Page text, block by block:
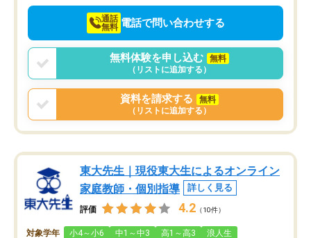
通話
無料 電話で問い合わせする
無料体験を申し込む
無料
（リストに追加する）
資料を請求する
無料
（リストに追加する）
東大先生｜現役東大生によるオンライン
家庭教師・個別指導
詳しく見る
評価 4.2 （10件）
対象学年 小4～小6 中1～中3 高1～高3 浪人生